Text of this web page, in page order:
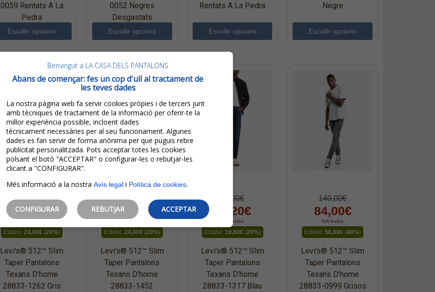
0059 Rentats A La
Pedra
Escollir opcions
0052 Negres
Desgastats
Escollir opcions
Rentats A La Pedra
Escollir opcions
Negre
Escollir opcions
120,00€
96,00€
Estalvi:24,00€ (20%)
Levi's® 512™ Slim
Taper Pantalons
Texans D'home
28833-1262 Gris
120,00€
96,00€
Estalvi: 24,00€(20%)
Levi's® 512™ Slim
Taper Pantalons
Texans D'home
28833-1452
99,00€
79,20€
IVA inclòs
Estalvi: 19,80€(20%)
Levi's® 512™ Slim
Taper Pantalons
Texans D'home
28833-1317 Blau
140,00€
84,00€
IVA inclòs
Estalvi:56,00€ (40%)
Levi's® 512™ Slim
Taper Pantalons
Texans D'home
28833-0999 Grisos
Benvingut a LA CASA DELS PANTALONS
Abans de començar: fes un cop d'ull al tractament de
les teves dades
La nostra pàgina web fa servir cookies pròpies i de tercers junt
amb tècniques de tractament de la informació per oferir-te la
millor experiència possible, incloent dades
tècnicament necessàries per al seu funcionament. Algunes
dades es fan servir de forma anònima per que puguis rebre
publicitat personalitzada. Pots acceptar totes les cookies
polsant el botó "ACCEPTAR" o configurar-les o rebutjar-les
clicant a "CONFIGURAR".
Més informació a la nostra Avís legal i Política de cookies.
CONFIGURAR REBUTJAR ACCEPTAR